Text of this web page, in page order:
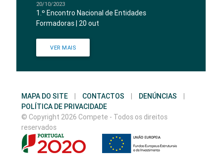
20/10/2023
1.º Encontro Nacional de Entidades
Formadoras | 20 out
VER MAIS
MAPA DO SITE CONTACTOS DENÚNCIAS
POLÍTICA DE PRIVACIDADE
© Copyright 2026 Compete - Todos os direitos
reservados